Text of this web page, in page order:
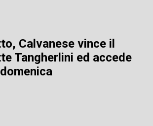
Calvanese vince il
Tangherlini ed accede